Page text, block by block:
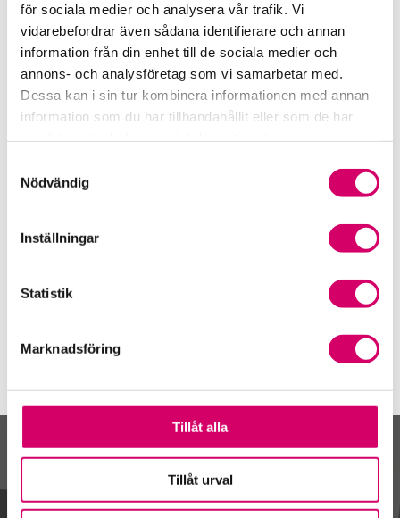
för sociala medier och analysera vår trafik. Vi
vidarebefordrar även sådana identifierare och annan
information från din enhet till de sociala medier och
annons- och analysföretag som vi samarbetar med.
Dessa kan i sin tur kombinera informationen med annan
information som du har tillhandahållit eller som de har
Nödvändig
Inställningar
Statistik
Marknadsföring
Tillåt alla
Tillåt urval
Srf Fokusrapport 2024 – insikter för hållbart
företagande
Våra nyhetskanaler
Tidningen Konsulten
Öppet brev till Myndigheten för yrkeshögskolan
Framtidsutsikter i lönebranschen
Kalendarium